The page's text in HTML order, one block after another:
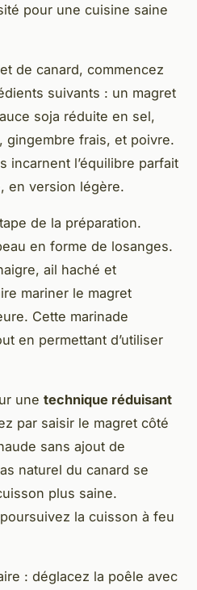
pour une cuisine saine
de canard, commencez
suivants : un magret
soja réduite en sel,
gingembre frais, et poivre.
incarnent l’équilibre parfait
en version légère.
de la préparation.
en forme de losanges.
ail haché et
mariner le magret
Cette marinade
en permettant d’utiliser
une technique réduisant
par saisir le magret côté
sans ajout de
naturel du canard se
plus saine.
la cuisson à feu
: déglacez la poêle avec